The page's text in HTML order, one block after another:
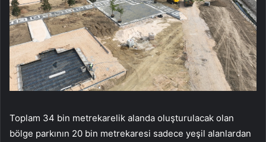
Toplam 34 bin metrekarelik alanda oluşturulacak olan
bölge parkının 20 bin metrekaresi sadece yeşil alanlardan